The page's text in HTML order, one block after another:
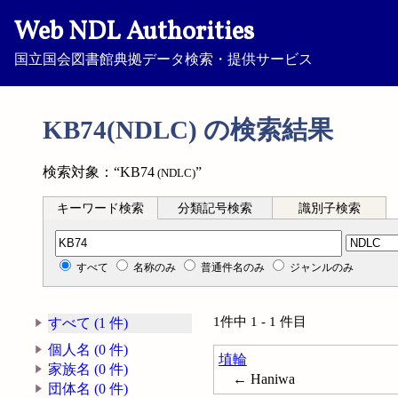
Web NDL Authorities
国立国会図書館典拠データ検索・提供サービス
KB74(NDLC) の検索結果
検索対象：“KB74 (NDLC)”
キーワード検索 分類記号検索 識別子検索
分類記号検索
すべて 名称のみ 普通件名のみ ジャンルのみ
すべて (1 件)
個人名 (0 件)
家族名 (0 件)
団体名 (0 件)
1件中 1 - 1 件目
埴輪
← Haniwa